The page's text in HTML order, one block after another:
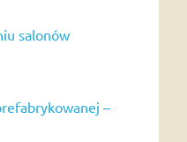
salonów
–